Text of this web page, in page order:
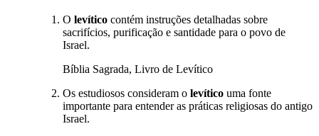
O levítico contém instruções detalhadas sobre
sacrifícios, purificação e santidade para o povo de
Israel.
Bíblia Sagrada, Livro de Levítico
Os estudiosos consideram o levítico uma fonte
importante para entender as práticas religiosas do antigo
Israel.